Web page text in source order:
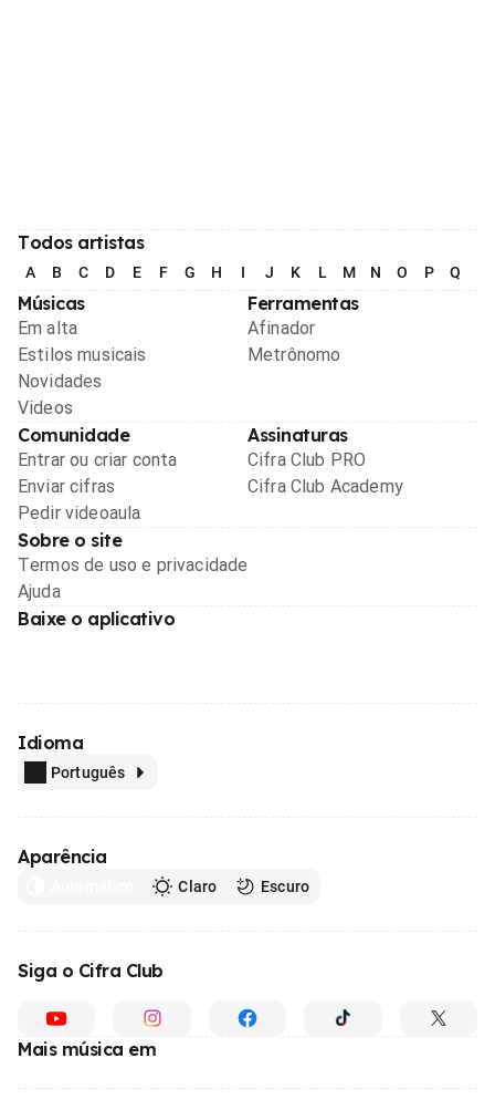
Todos artistas
A B C D E F G H I J K L M N O P Q
Músicas
Em alta
Estilos musicais
Novidades
Videos
Ferramentas
Afinador
Metrônomo
Comunidade
Entrar ou criar conta
Enviar cifras
Pedir videoaula
Assinaturas
Cifra Club PRO
Cifra Club Academy
Sobre o site
Termos de uso e privacidade
Ajuda
Baixe o aplicativo
Idioma
Português
Aparência
Claro Escuro
Siga o Cifra Club
Mais música em